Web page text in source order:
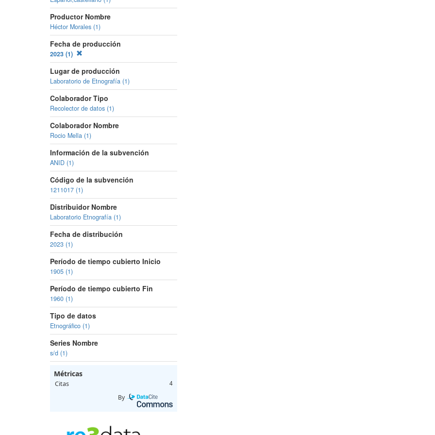
Productor Nombre
Héctor Morales (1)
Fecha de producción
2023 (1)
Lugar de producción
Laboratorio de Etnografía (1)
Colaborador Tipo
Recolector de datos (1)
Colaborador Nombre
Rocio Mella (1)
Información de la subvención
ANID (1)
Código de la subvención
1211017 (1)
Distribuidor Nombre
Laboratorio Etnografía (1)
Fecha de distribución
2023 (1)
Período de tiempo cubierto Inicio
1905 (1)
Período de tiempo cubierto Fin
1960 (1)
Tipo de datos
Etnográfico (1)
Series Nombre
s/d (1)
Métricas
Citas 4
By